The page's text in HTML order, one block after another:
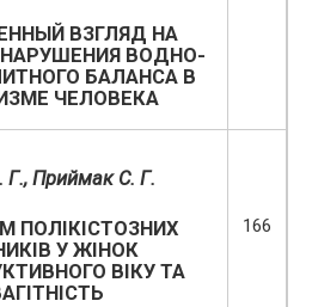
ВЗГЛЯД НА
ВОДНО-
БАЛАНСА В
ЧЕЛОВЕКА
Г., Приймак С. Г.
ПОЛІКІСТОЗНИХ
У ЖІНОК
ВІКУ ТА
166